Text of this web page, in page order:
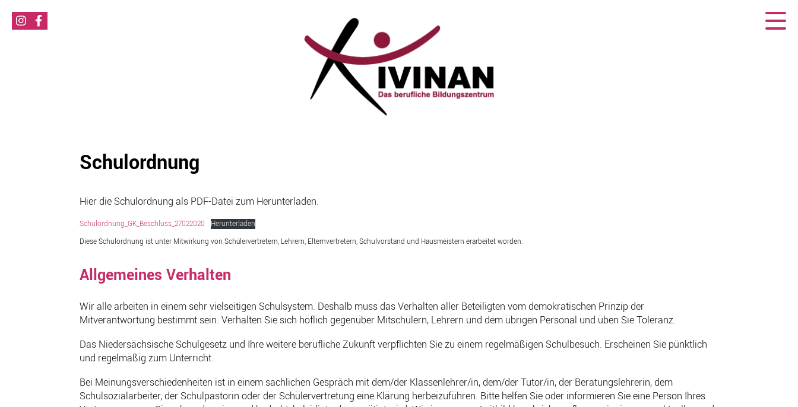
Schulordnung
Hier die Schulordnung als PDF-Datei zum Herunterladen.
Schulordnung_GK_Beschluss_27022020
Herunterladen
Diese Schulordnung ist unter Mitwirkung von Schülervertretern, Lehrern, Elternvertretern, Schulvorstand und Hausmeistern erarbeitet worden.
Allgemeines Verhalten
Wir alle arbeiten in einem sehr vielseitigen Schulsystem. Deshalb muss das Verhalten aller Beteiligten vom demokratischen Prinzip der
Mitverantwortung bestimmt sein. Verhalten Sie sich höflich gegenüber Mitschülern, Lehrern und dem übrigen Personal und üben Sie Toleranz.
Das Niedersächsische Schulgesetz und Ihre weitere berufliche Zukunft verpflichten Sie zu einem regelmäßigen Schulbesuch. Erscheinen Sie pünktlich
und regelmäßig zum Unterricht.
Bei Meinungsverschiedenheiten ist in einem sachlichen Gespräch mit dem/der Klassenlehrer/in, dem/der Tutor/in, der Beratungslehrerin, dem
Schulsozialarbeiter, der Schulpastorin oder der Schülervertretung eine Klärung herbeizuführen. Bitte helfen Sie oder informieren Sie eine Person Ihres